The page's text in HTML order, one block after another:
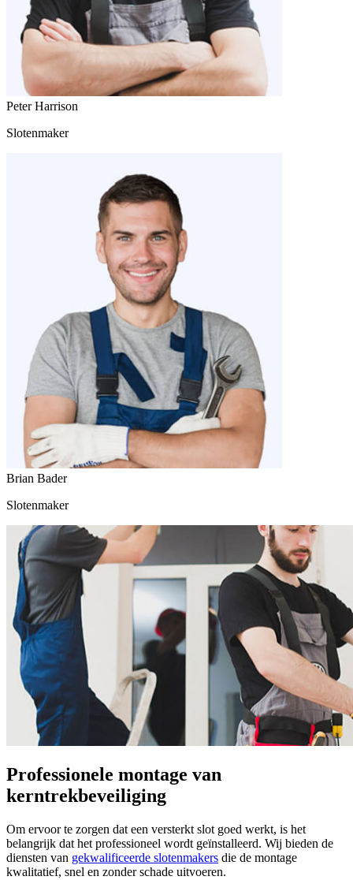
Peter Harrison
Slotenmaker
Brian Bader
Slotenmaker
Professionele montage van
kerntrekbeveiliging
Om ervoor te zorgen dat een versterkt slot goed werkt, is het
belangrijk dat het professioneel wordt geïnstalleerd. Wij bieden de
diensten van gekwalificeerde slotenmakers die de montage
kwalitatief, snel en zonder schade uitvoeren.